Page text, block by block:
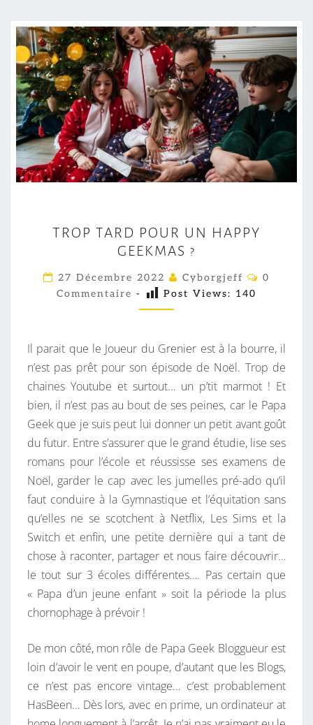
R
O
P
A
D
P
O
U
R
U
N
H
A
P
P
Y
G
E
M
A
S
?
TROP TARD POUR UN HAPPY
GEEKMAS ?
27 Décembre 2022 Cyborgjeff
C
A
I
R
E
0
Commentaire - Post Views: 140
Il parait que le Joueur du Grenier est à la bourre, il
n’est pas prêt pour son épisode de Noël. Trop de
chaines Youtube et surtout… un p’tit marmot ! Et
bien, il n’est pas au bout de ses peines, car le Papa
Geek que je suis peut lui donner un petit avant goût
du futur. Entre s’assurer que le grand étudie, lise ses
romans pour l’école et réussisse ses examens de
Noël, garder le cap avec les jumelles pré-ado qu’il
faut conduire à la Gymnastique et l’équitation sans
qu’elles ne se scotchent à Netflix, Les Sims et la
Switch et enfin, une petite dernière qui a tant de
chose à raconter, partager et nous faire découvrir…
le tout sur 3 écoles différentes…. Pas certain que
« Papa d’un jeune enfant » soit la période la plus
chornophage à prévoir !
De mon côté, mon rôle de Papa Geek Bloggueur est
loin d’avoir le vent en poupe, d’autant que les Blogs,
ce n’est pas encore vintage… c’est probablement
HasBeen… Dès lors, avec en prime, un ordinateur at